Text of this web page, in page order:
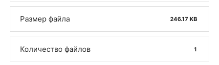
Размер файла 246.17 KB
Количество файлов 1